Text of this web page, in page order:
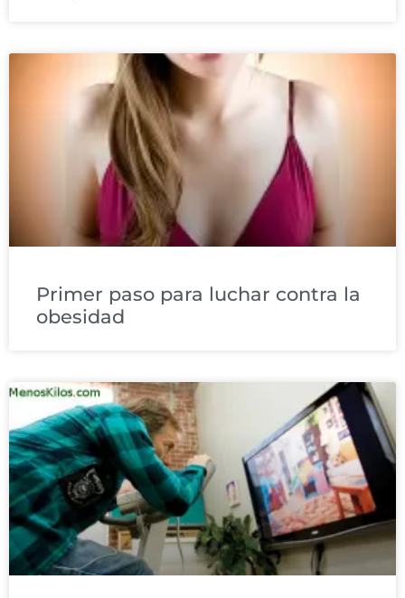
Primer paso para luchar contra la
obesidad